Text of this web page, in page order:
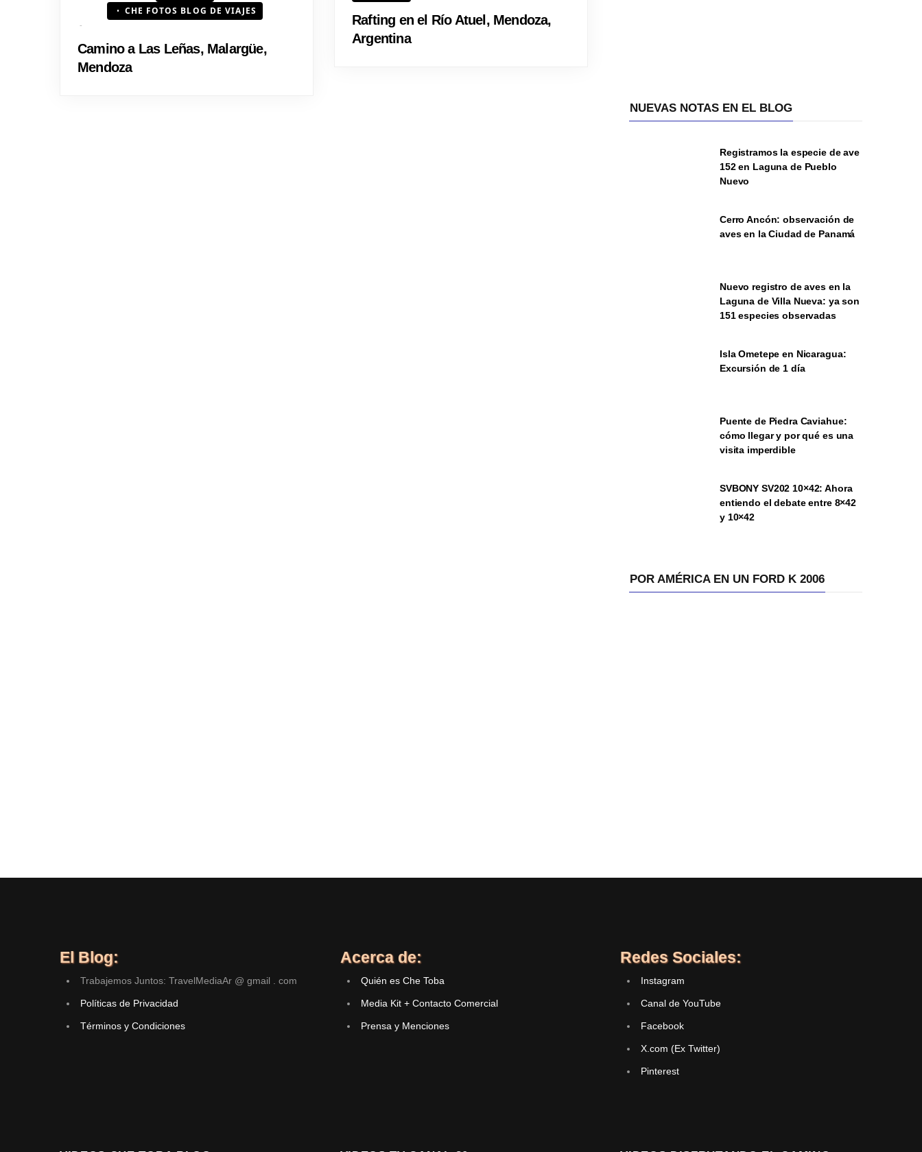
CHE FOTOS BLOG DE VIAJES
Camino a Las Leñas, Malargüe,
Mendoza
Rafting en el Río Atuel, Mendoza,
Argentina
NUEVAS NOTAS EN EL BLOG
Registramos la especie de ave
152 en Laguna de Pueblo
Nuevo
Cerro Ancón: observación de
aves en la Ciudad de Panamá
Nuevo registro de aves en la
Laguna de Villa Nueva: ya son
151 especies observadas
Isla Ometepe en Nicaragua:
Excursión de 1 día
Puente de Piedra Caviahue:
cómo llegar y por qué es una
visita imperdible
SVBONY SV202 10×42: Ahora
entiendo el debate entre 8×42
y 10×42
POR AMÉRICA EN UN FORD K 2006
El Blog:
Trabajemos Juntos: TravelMediaAr @ gmail . com
Políticas de Privacidad
Términos y Condiciones
Acerca de:
Quién es Che Toba
Media Kit + Contacto Comercial
Prensa y Menciones
Redes Sociales:
Instagram
Canal de YouTube
Facebook
X.com (Ex Twitter)
Pinterest